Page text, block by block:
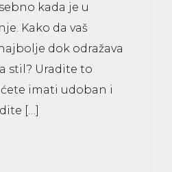
kada je u
Kako da vaš
dok odražava
stil? Uradite to
imati udoban i
[…]